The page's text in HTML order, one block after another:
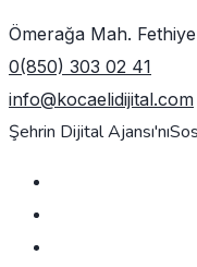
Ömerağa Mah.
0(850) 303 02 41
info@kocaelidijital.com
Şehrin Dijital Ajansı'nı